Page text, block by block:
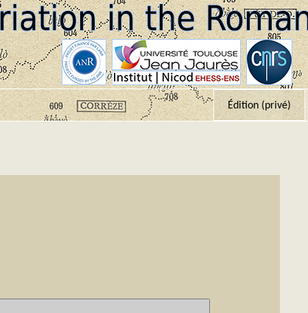
Édition (privé)